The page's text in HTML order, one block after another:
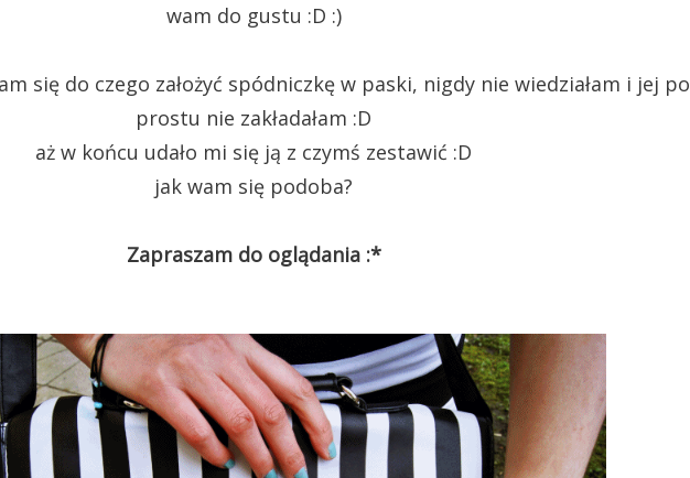
wam do gustu :D :)
się do czego założyć spódniczkę w paski, nigdy nie wiedziałam i jej po
prostu nie zakładałam :D
aż w końcu udało mi się ją z czymś zestawić :D
jak wam się podoba?
Zapraszam do oglądania :*